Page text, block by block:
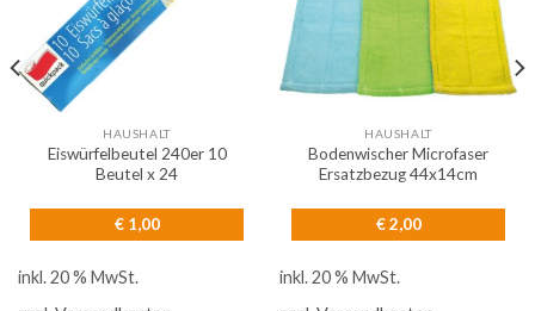
HAUSHALT
Eiswürfelbeutel 240er 10
Beutel x 24
€1,00
inkl. 20 % MwSt.
HAUSHALT
Bodenwischer Microfaser
Ersatzbezug 44x14cm
€2,00
inkl. 20 % MwSt.